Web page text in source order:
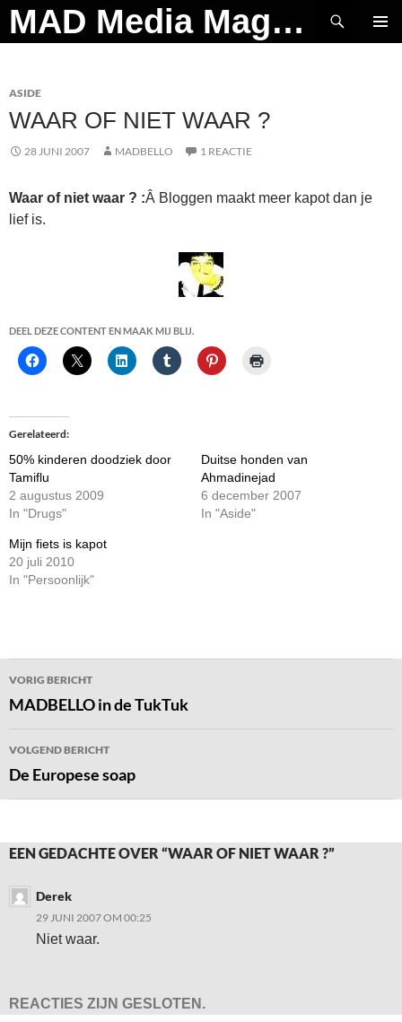
Ga
naar
MAD Media Magazine
Zoeken
ASIDE
WAAR OF NIET WAAR ?
28 JUNI 2007 MADBELLO 1 REACTIE
Waar of niet waar ? :Â Bloggen maakt meer kapot dan je
lief is.
DEEL DEZE CONTENT EN MAAK MIJ BLIJ.
Gerelateerd
50% kinderen doodziek door
Tamiflu
2 augustus 2009
In "Drugs"
Duitse honden van
Ahmadinejad
6 december 2007
In "Aside"
Mijn fiets is kapot
20 juli 2010
In "Persoonlijk"
Bericht
navigatie
VORIG BERICHT
MADBELLO in de TukTuk
VOLGEND BERICHT
De Europese soap
EEN GEDACHTE OVER “WAAR OF NIET WAAR ?”
Derek
29 JUNI 2007 OM 00:25
Niet waar.
REACTIES ZIJN GESLOTEN.